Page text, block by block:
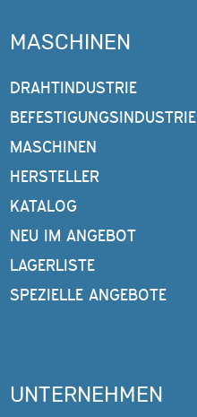
MASCHINEN
DRAHTINDUSTRIE
BEFESTIGUNGSINDUSTRIE
MASCHINEN
HERSTELLER
KATALOG
NEU IM ANGEBOT
LAGERLISTE
SPEZIELLE ANGEBOTE
UNTERNEHMEN